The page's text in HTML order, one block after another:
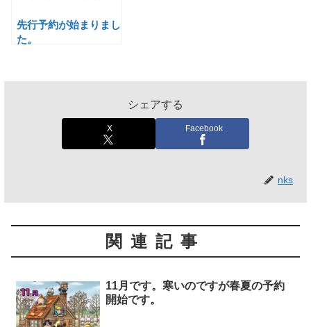
先行予約が始まりまし
た。
シェアする
X Facebook
nks
関連記事
11月です。寒いのですが春夏の予約
開始です。